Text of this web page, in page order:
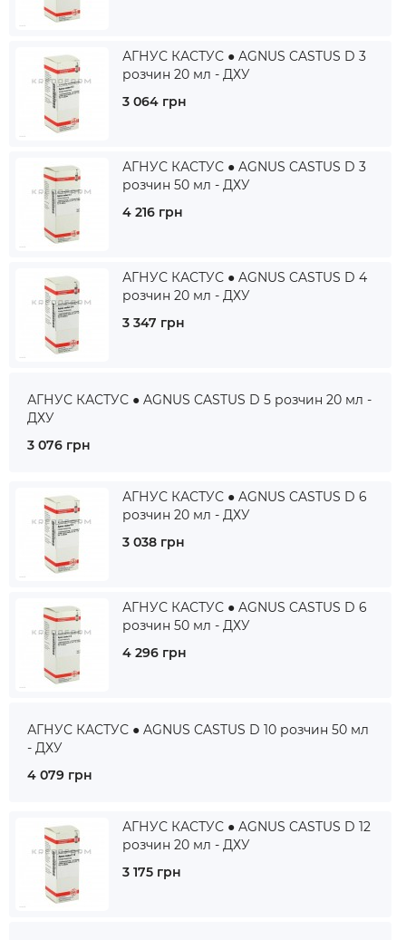
АГНУС КАСТУС ● AGNUS CASTUS D 3
розчин 20 мл - ДХУ
3 064 грн
АГНУС КАСТУС ● AGNUS CASTUS D 3
розчин 50 мл - ДХУ
4 216 грн
АГНУС КАСТУС ● AGNUS CASTUS D 4
розчин 20 мл - ДХУ
3 347 грн
АГНУС КАСТУС ● AGNUS CASTUS D 5 розчин 20 мл -
ДХУ
3 076 грн
АГНУС КАСТУС ● AGNUS CASTUS D 6
розчин 20 мл - ДХУ
3 038 грн
АГНУС КАСТУС ● AGNUS CASTUS D 6
розчин 50 мл - ДХУ
4 296 грн
АГНУС КАСТУС ● AGNUS CASTUS D 10 розчин 50 мл
- ДХУ
4 079 грн
АГНУС КАСТУС ● AGNUS CASTUS D 12
розчин 20 мл - ДХУ
3 175 грн